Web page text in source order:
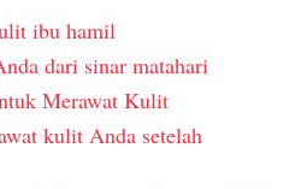
ibu hamil
dari sinar matahari
Merawat Kulit
kulit Anda setelah